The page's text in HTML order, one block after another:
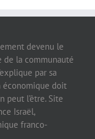
devenu le
de la communauté
par sa
économique doit
l’être. Site
Israël,
franco-